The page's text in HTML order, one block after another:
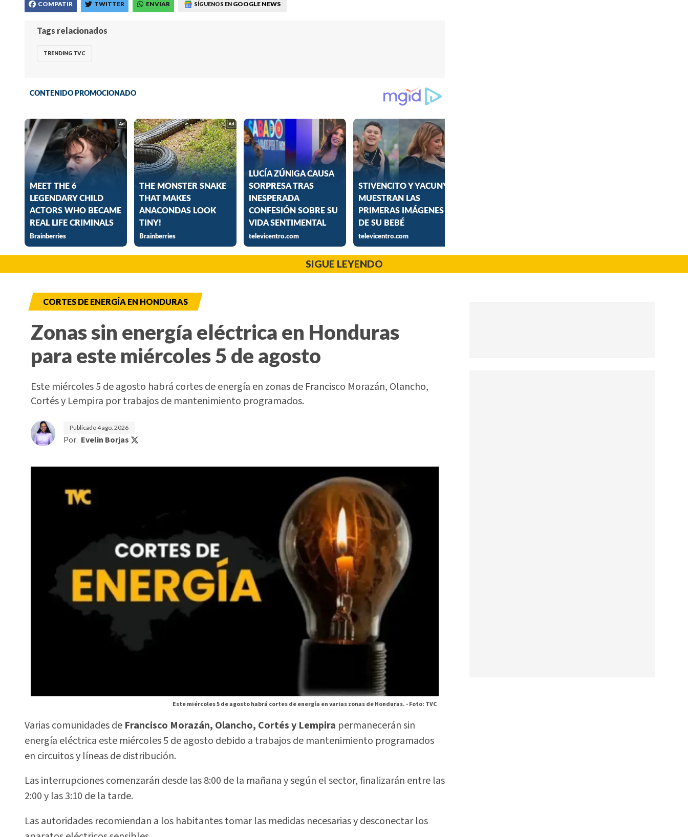
COMPATIR TWITTER ENVIAR SÍGUENOS EN GOOGLE NEWS
Tags relacionados
TRENDING TVC
SIGUE LEYENDO
CORTES DE ENERGÍA EN HONDURAS
Zonas sin energía eléctrica en Honduras
para este miércoles 5 de agosto
Este miércoles 5 de agosto habrá cortes de energía en zonas de Francisco Morazán, Olancho,
Cortés y Lempira por trabajos de mantenimiento programados.
Publicado4 ago. 2026
Por: Evelin Borjas
Este miércoles 5 de agosto habrá cortes de energía en varias zonas de Honduras. -Foto: TVC
Varias comunidades de Francisco Morazán, Olancho, Cortés y Lempira permanecerán sin
energía eléctrica este miércoles 5 de agosto debido a trabajos de mantenimiento programados
en circuitos y líneas de distribución.
Las interrupciones comenzarán desde las 8:00 de la mañana y según el sector, finalizarán entre las
2:00 y las 3:10 de la tarde.
Las autoridades recomiendan a los habitantes tomar las medidas necesarias y desconectar los